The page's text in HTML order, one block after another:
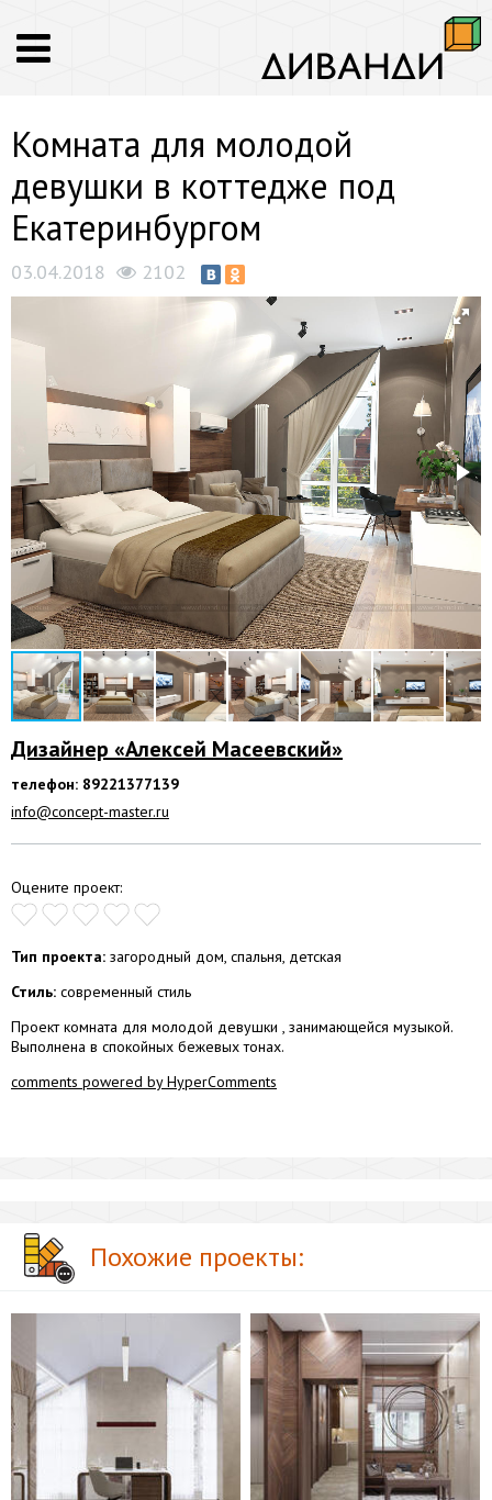
Комната для молодой
девушки в коттедже под
Екатеринбургом
03.04.2018 2102
Дизайнер «Алексей Масеевский»
телефон: 89221377139
info@concept-master.ru
Оцените проект:
Тип проекта: загородный дом, спальня, детская
Стиль: современный стиль
Проект комната для молодой девушки , занимающейся музыкой.
Выполнена в спокойных бежевых тонах.
comments powered by HyperComments
Похожие проекты: